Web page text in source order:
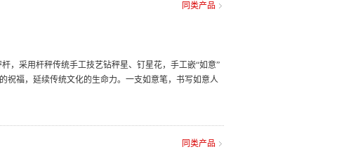
同类产品
，采用杆秤传统手工技艺钻秤星、钉星花，手工嵌“如意”
祝福，延续传统文化的生命力。一支如意笔，书写如意人
同类产品